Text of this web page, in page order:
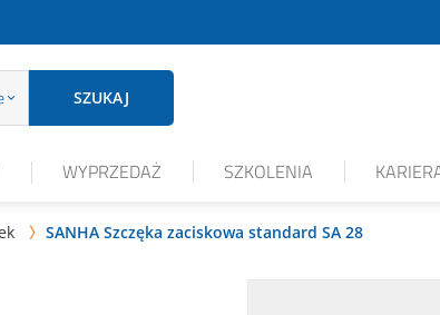
SZUKAJ
WYPRZEDAŻ SZKOLENIA
 SANHA Szczęka zaciskowa standard SA 28